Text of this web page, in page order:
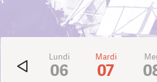
5
Lundi
06
Mardi
07